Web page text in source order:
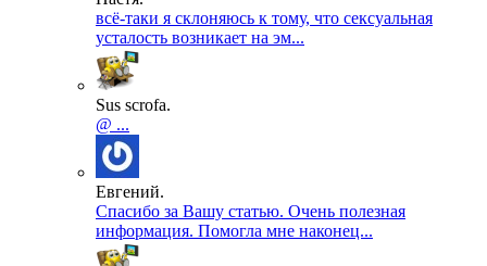
всё-таки я склоняюсь к тому, что сексуальная
усталость возникает на эм...
Sus scrofa.
@ ...
Евгений.
Спасибо за Вашу статью. Очень полезная
информация. Помогла мне наконец...